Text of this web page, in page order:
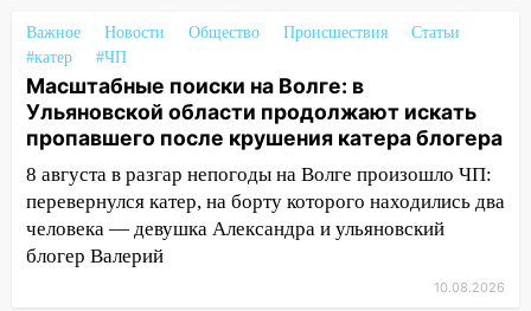
10:15
Соцсети: мотоциклист врезался в
«Калину» в Новом городе
10:11
Во время атаки беспилотников в
Нижнекамске погибли люди: в
республике объявили траур
10:06 За выходные выпало больше
месячной нормы осадков и упало 111
деревьев в Ульяновске
В Кузоватово ураганный ветер
Важное Новости Общество Происшествия
Статьи
#катер
#ЧП
Масштабные поиски на Волге: в
Ульяновской области продолжают искать
пропавшего после крушения катера блогера
8 августа в разгар непогоды на Волге произошло ЧП:
перевернулся катер, на борту которого находились два
человека — девушка Александра и ульяновский
блогер Валерий
10.08.2026